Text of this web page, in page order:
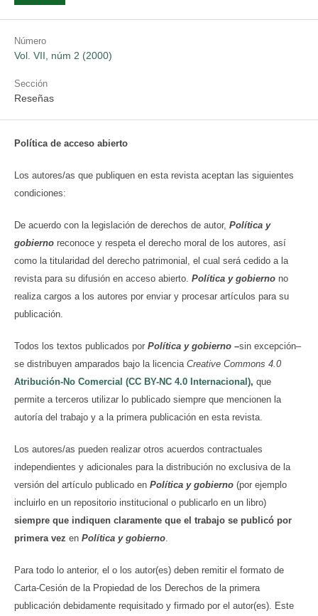
Número
Vol. VII, núm 2 (2000)
Sección
Reseñas
Política de acceso abierto
Los autores/as que publiquen en esta revista aceptan las siguientes
condiciones:
De acuerdo con la legislación de derechos de autor, Política y
gobierno reconoce y respeta el derecho moral de los autores, así
como la titularidad del derecho patrimonial, el cual será cedido a la
revista para su difusión en acceso abierto. Política y gobierno no
realiza cargos a los autores por enviar y procesar artículos para su
publicación.
Todos los textos publicados por Política y gobierno –sin excepción–
se distribuyen amparados bajo la licencia Creative Commons 4.0
Atribución-No Comercial (CC BY-NC 4.0 Internacional), que
permite a terceros utilizar lo publicado siempre que mencionen la
autoría del trabajo y a la primera publicación en esta revista.
Los autores/as pueden realizar otros acuerdos contractuales
independientes y adicionales para la distribución no exclusiva de la
versión del artículo publicado en Política y gobierno (por ejemplo
incluirlo en un repositorio institucional o publicarlo en un libro)
siempre que indiquen claramente que el trabajo se publicó por
primera vez en Política y gobierno
Para todo lo anterior, el o los autor(es) deben remitir el formato de
Carta-Cesión de la Propiedad de los Derechos de la primera
publicación debidamente requisitado y firmado por el autor(es). Este